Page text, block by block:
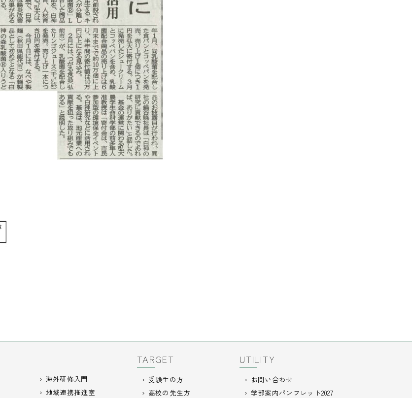
海外研修入門
地域連携推進室
TARGET
受験生の方
高校の先生方
UTILITY
お問い合わせ
学部案内パンフレット2027